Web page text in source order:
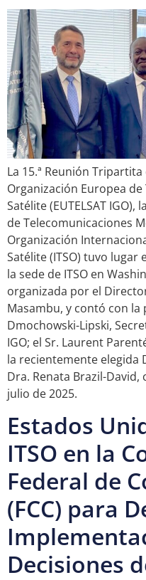
La 15.ª Reunión
Organización Europea
Satélite (EUTELSAT
de Telecomunicaciones
Organización
Satélite (ITSO) tuvo lugar
la sede de ITSO en
organizada por el
Masambu, y contó con
Dmochowski-Lipski,
IGO; el Sr. Laurent
la recientemente elegida
Dra. Renata Brazil-
julio de 2025.
Estados
ITSO en la
Federal de
(FCC) para
Decisiones